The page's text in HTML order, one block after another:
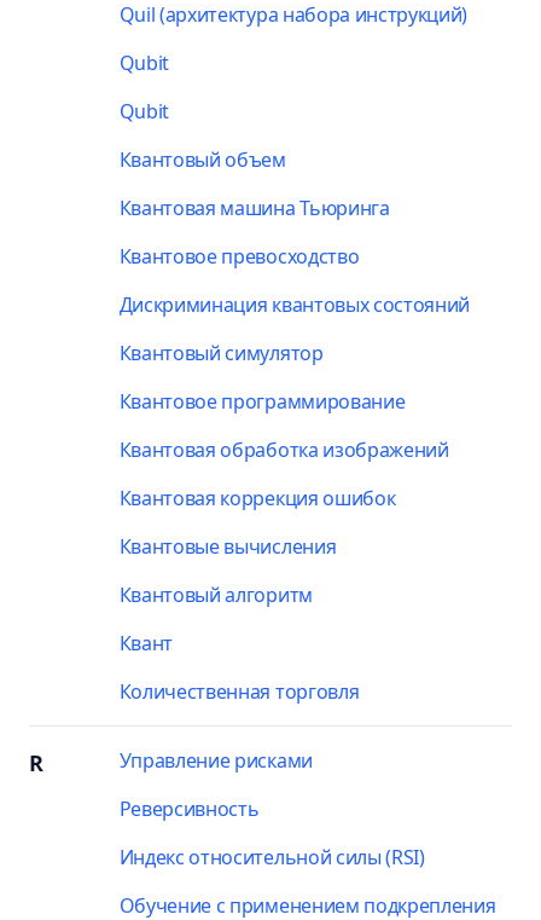
Quil (архитектура набора инструкций)
Qubit
Qubit
Квантовый объем
Квантовая машина Тьюринга
Квантовое превосходство
Дискриминация квантовых состояний
Квантовый симулятор
Квантовое программирование
Квантовая обработка изображений
Квантовая коррекция ошибок
Квантовые вычисления
Квантовый алгоритм
Квант
Количественная торговля
R
Управление рисками
Реверсивность
Индекс относительной силы (RSI)
Обучение с применением подкрепления